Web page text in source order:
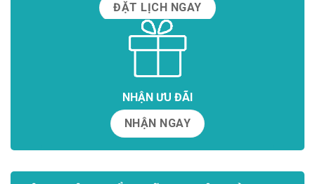
ĐẶT LỊCH NGAY
NHẬN ƯU ĐÃI
NHẬN NGAY